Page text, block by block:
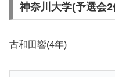
神奈川大学(予選会2
古和田響(4年)